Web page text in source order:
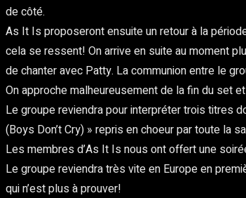
de côté.
As It Is proposeront ensuite un retour à la
cela se ressent! On arrive en suite au moment
de chanter avec Patty. La communion entre le
On approche malheureusement de la fin du set
Le groupe reviendra pour interpréter trois titres
(Boys Don’t Cry) » repris en choeur par toute la
Les membres d’As It Is nous ont offert une
Le groupe reviendra très vite en Europe en
qui n’est plus à prouver!